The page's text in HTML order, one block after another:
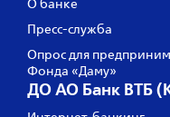
О банке
Пресс‑служба
Опрос для
Фонда «Даму»
ДО АО Банк ВТБ